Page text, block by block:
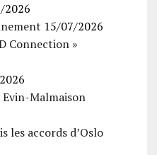
2026
15/07/2026
Connection »
Malmaison
les accords d’Oslo